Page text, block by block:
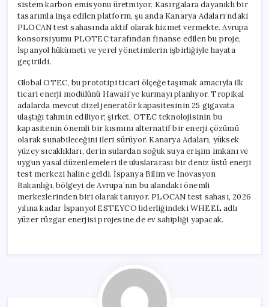
sistem karbon emisyonu üretmiyor. Kasırgalara dayanıklı bir
tasarımla inşa edilen platform, şu anda Kanarya Adaları’ndaki
PLOCAN test sahasında aktif olarak hizmet vermekte. Avrupa
konsorsiyumu PLOTEC tarafından finanse edilen bu proje,
İspanyol hükümeti ve yerel yönetimlerin işbirliğiyle hayata
geçirildi.
Global OTEC, bu prototipi ticari ölçeğe taşımak amacıyla ilk
ticari enerji modülünü Hawaii’ye kurmayı planlıyor. Tropikal
adalarda mevcut dizel jeneratör kapasitesinin 25 gigavata
ulaştığı tahmin ediliyor; şirket, OTEC teknolojisinin bu
kapasitenin önemli bir kısmını alternatif bir enerji çözümü
olarak sunabileceğini ileri sürüyor. Kanarya Adaları, yüksek
yüzey sıcaklıkları, derin sulardan soğuk suya erişim imkanı ve
uygun yasal düzenlemeleri ile uluslararası bir deniz üstü enerji
test merkezi haline geldi. İspanya Bilim ve İnovasyon
Bakanlığı, bölgeyi de Avrupa’nın bu alandaki önemli
merkezlerinden biri olarak tanıyor. PLOCAN test sahası, 2026
yılına kadar İspanyol ESTEYCO liderliğindeki WHEEL adlı
yüzer rüzgar enerjisi projesine de ev sahipliği yapacak.